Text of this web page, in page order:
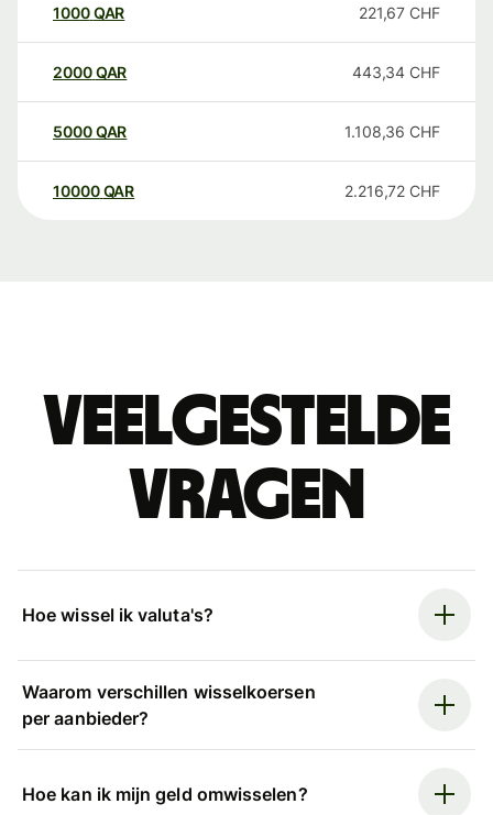
1000QAR 221,67 CHF
2000QAR 443,34 CHF
5000QAR 1.108,36 CHF
10000 QAR 2.216,72 CHF
Veelgestelde
vragen
Hoe wissel ik valuta's?
Waarom verschillen wisselkoersen
per aanbieder?
Hoe kan ik mijn geld omwisselen?